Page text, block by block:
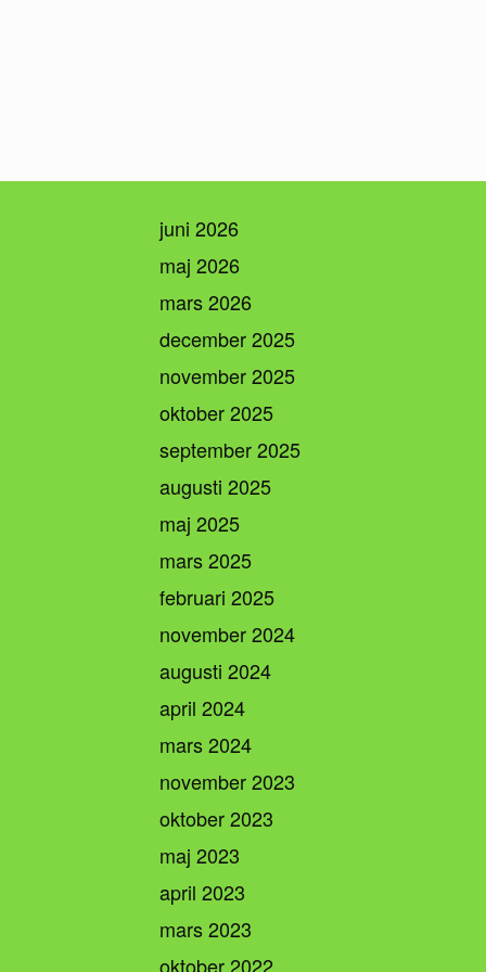
juni 2026
maj 2026
mars 2026
december 2025
november 2025
oktober 2025
september 2025
augusti 2025
maj 2025
mars 2025
februari 2025
november 2024
augusti 2024
april 2024
mars 2024
november 2023
oktober 2023
maj 2023
april 2023
mars 2023
oktober 2022